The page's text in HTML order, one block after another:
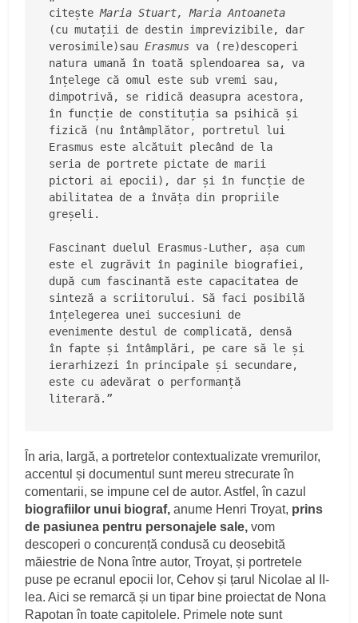
citește
(cu mutații de destin imprevizibile, dar
verosimile)sau Erasmus va (re)descoperi
natura umană în toată splendoarea sa, va
înțelege că omul este sub vremi sau,
dimpotrivă, se ridică deasupra acestora,
în funcție de constituția sa psihică și
fizică (nu întâmplător, portretul lui
Erasmus este alcătuit plecând de la
seria de portrete pictate de marii
pictori ai epocii), dar și în funcție de
abilitatea de a învăța din propriile
greșeli.
Fascinant duelul Erasmus-Luther, așa cum
este el zugrăvit în paginile biografiei,
după cum fascinantă este capacitatea de
sinteză a scriitorului. Să faci posibilă
înțelegerea unei succesiuni de
evenimente destul de complicată, densă
în fapte și întâmplări, pe care să le și
ierarhizezi în principale și secundare,
este cu adevărat o performanță
literară.”
În aria, largă, a portretelor contextualizate vremurilor,
accentul și documentul sunt mereu strecurate în
comentarii, se impune cel de autor. Astfel, în cazul
biografiilor unui biograf,anume Henri Troyat, prins
de pasiunea pentru personajele sale, vom
descoperi o concurență condusă cu deosebită
măiestrie de Nona între autor, Troyat, și portretele
puse pe ecranul epocii lor, Cehov și țarul Nicolae al II-
lea. Aici se remarcă și un tipar bine proiectat de Nona
Rapotan în toate capitolele. Primele note sunt